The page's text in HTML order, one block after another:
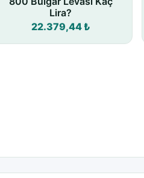
Lira?
22.379,44 ₺